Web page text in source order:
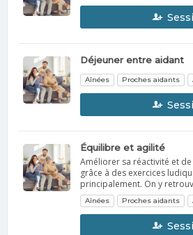
Déjeuner entre aidant
Aînées Proches aidants
Équilibre et agilité
Améliorer sa réactivité et
grâce à des exercices
principalement. On y
bas du corps, des
matériels, des lancers et
Aînées Proches aidants